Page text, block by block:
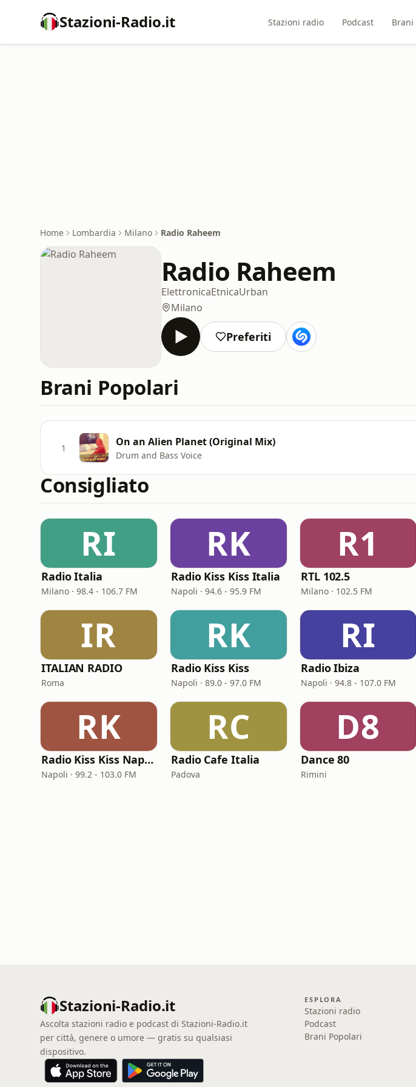
Stazioni-Radio.it Stazioni radio Podcast Brani
Home Lombardia Milano Radio Raheem
Radio Raheem
ElettronicaEtnicaUrban
Milano
Preferiti
Brani Popolari
1 On an Alien Planet (Original Mix)
Drum and Bass Voice
Consigliato
RI
Radio Italia
Milano · 98.4 - 106.7 FM
RK
Radio Kiss Kiss Italia
Napoli · 94.6 - 95.9 FM
R1
RTL 102.5
Milano · 102.5 FM
IR
ITALIAN RADIO
Roma
RK
Radio Kiss Kiss
Napoli · 89.0 - 97.0 FM
RI
Radio Ibiza
Napoli · 94.8 - 107.0 FM
RK
Radio Kiss Kiss Napoli
Napoli · 99.2 - 103.0 FM
RC
Radio Cafe Italia
Padova
D8
Dance 80
Rimini
Stazioni-Radio.it
Ascolta stazioni radio e podcast di Stazioni-Radio.it
per città, genere o umore — gratis su qualsiasi
dispositivo.
ESPLORA
Stazioni radio
Podcast
Brani Popolari